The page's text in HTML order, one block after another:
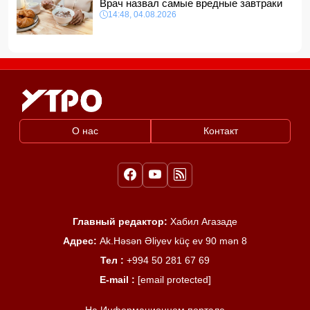
Врач назвал самые вредные завтраки
14:48, 04.08.2026
О нас Контакт
Главный редактор: Хабил Агазаде
Адрес: Ak.Həsən Əliyev küç ev 90 mən 8
Тел : +994 50 281 67 69
E-mail : [email protected]